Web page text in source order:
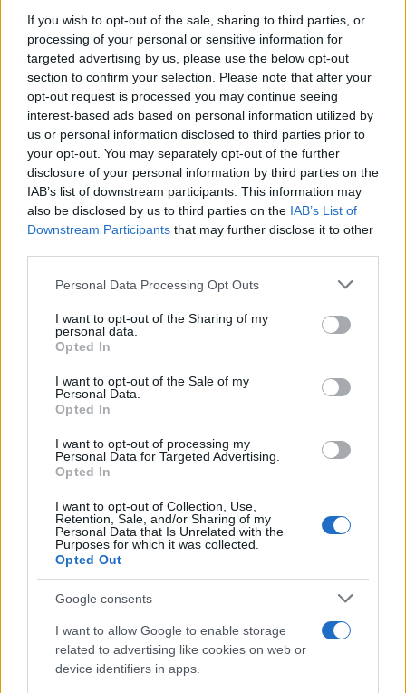
If you wish to opt-out of the sale, sharing to third parties, or
processing of your personal or sensitive information for
targeted advertising by us, please use the below opt-out
section to confirm your selection. Please note that after your
opt-out request is processed you may continue seeing
interest-based ads based on personal information utilized by
us or personal information disclosed to third parties prior to
your opt-out. You may separately opt-out of the further
disclosure of your personal information by third parties on the
IAB’s list of downstream participants. This information may
also be disclosed by us to third parties on the IAB’s List of
Downstream Participants that may further disclose it to other
Please note that this website/app uses one or more Google
not limited to your visit or usage behaviour. You may click to
grant or deny consent to Google and its third-party tags to
use your data for below specified purposes in below Google
consent section.
Personal Data Processing Opt Outs
I want to opt-out of the Sharing of my
personal data.
Opted In
I want to opt-out of the Sale of my
Personal Data.
Opted In
I want to opt-out of processing my
Personal Data for Targeted Advertising.
Opted In
I want to opt-out of Collection, Use,
Retention, Sale, and/or Sharing of my
Personal Data that Is Unrelated with the
Purposes for which it was collected.
Opted Out
Google consents
I want to allow Google to enable storage
related to advertising like cookies on web or
device identifiers in apps.
Google News
Condividi l'articolo
F
a
ce
b
o
o
k
T
w
it
te
r
Pi
n
te
re
st
W
h
at
s
A
p
p
S
h
a
re
Articolo precedente
Prossimo articolo
NOTIZIE RECENTI
Migliori agenzie per l’Attestazione SOA in Italia:
lista delle 4 realtà più efficienti nella g…
“Sul filo del discorso”: sold out ad Olbia per il
reading su Atzeni
center di Tegge
Esce di strada con l’auto ad Arzachena: ferito il
Turiste si perdono a Tavolara: salvate dai vigili
del fuoco